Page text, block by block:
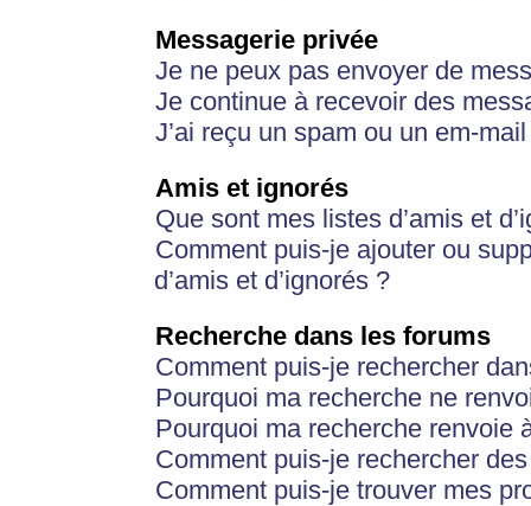
Messagerie privée
Je ne peux pas envoyer de
Je continue à recevoir des
J’ai reçu un spam ou un em-
Amis et ignorés
Que sont mes listes d’amis et
Comment puis-je ajouter ou
d’amis et d’ignorés ?
Recherche dans les forums
Comment puis-je rechercher
Pourquoi ma recherche ne
Pourquoi ma recherche renvoie
Comment puis-je rechercher
Comment puis-je trouver mes